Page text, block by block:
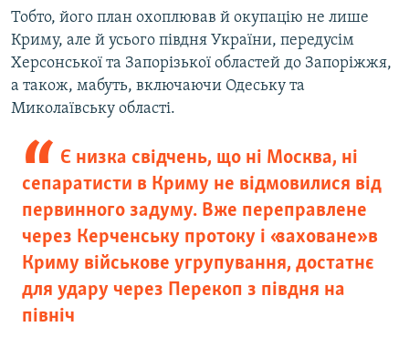
Тобто, його план охоплював й окупацію не лише
Криму, але й усього півдня України, передусім
Херсонської та Запорізької областей до Запоріжжя,
а також, мабуть, включаючи Одеську та
Миколаївську області.
Є низка свідчень, що ні Москва, ні
сепаратисти в Криму не відмовилися від
первинного задуму. Вже переправлене
через Керченську протоку і «заховане» в
Криму військове угрупування, достатнє
для удару через Перекоп з півдня на
північ